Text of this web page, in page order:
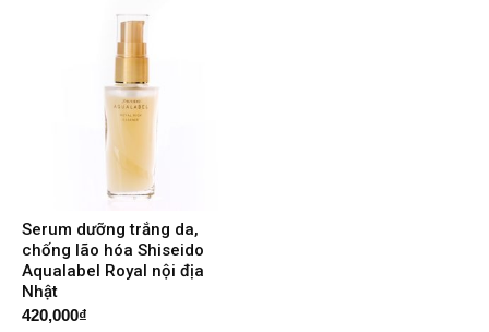
Serum dưỡng trắng da,
chống lão hóa Shiseido
Aqualabel Royal nội địa
Nhật
420,000₫